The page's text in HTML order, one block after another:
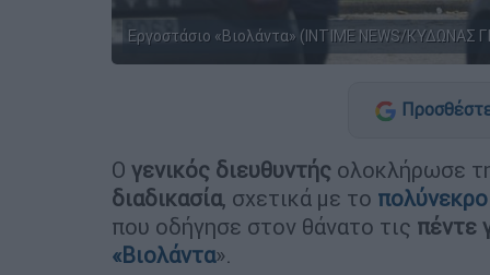
Εργοστάσιο «Βιολάντα» (INTIME NEWS/ΚΥΔΩΝΑΣ
Ο γενικός διευθυντής ολοκλήρωσε
διαδικασία, σχετικά με το
που οδήγησε στον θάνατο τις πέντε
«Βιολάντα».